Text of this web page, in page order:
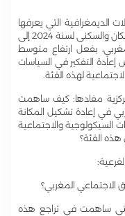
الديمغرافية التي يعرفها
المغرب، حيث تشير معطيات الإحصاء العام للسكان والسكنى لسنة 2024 إلى
بفعل ارتفاع متوسط
التفكير في السياسات
لهذه الفئة.
مفادها: كيف ساهمت
في إعادة تشكيل المكانة
السيكولوجية والاجتماعية
هذه الفئة؟
الاجتماعي المغربي؟
التي ساهمت في تراجع هذه